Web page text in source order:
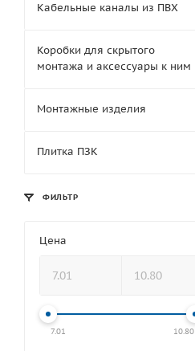
Кабельные каналы из ПВХ
Коробки для скрытого
монтажа и аксессуары к ним
Монтажные изделия
Плитка ПЗК
ФИЛЬТР
Цена
7.01 10.80